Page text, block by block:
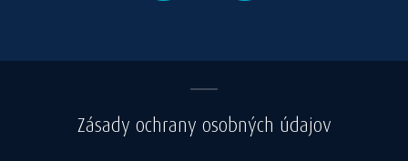
Zásady ochrany osobných údajov